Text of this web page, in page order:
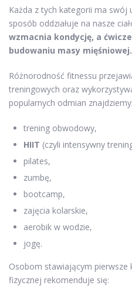
Każda z tych kategorii ma swój
sposób oddziałuje na nasze
wzmacnia kondycję, a
budowaniu masy mięśniowej.
Różnorodność fitnessu
treningowych oraz
popularnych odmian znajdziemy:
trening obwodowy,
HIIT (czyli intensywny
pilates,
zumbę,
bootcamp,
zajęcia kolarskie,
aerobik w wodzie,
jogę.
Osobom stawiającym pierwsze
fizycznej rekomenduje się: